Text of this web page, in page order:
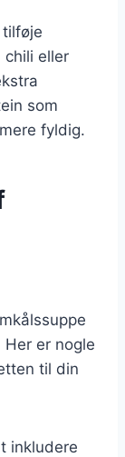
eller
som
fyldig.
er nogle
til din
inkludere